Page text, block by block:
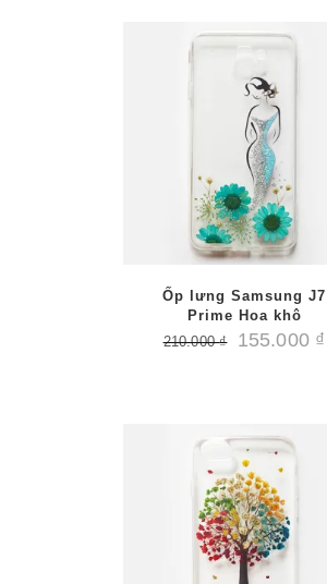
Ốp lưng Samsung J7
Prime Hoa khô
210.000₫ 155.000 ₫